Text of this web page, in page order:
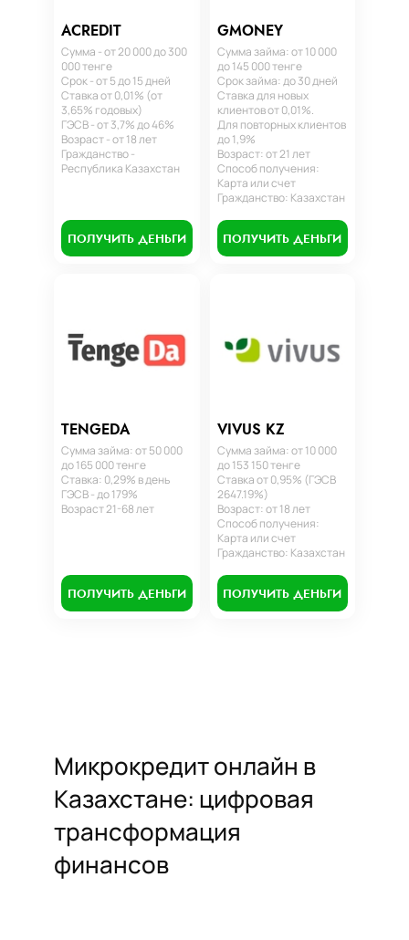
ACREDIT
Сумма - от 20 000 до 300
000 тенге
Срок - от 5 до 15 дней
Ставка от 0,01% (от
3,65% годовых)
ГЭСВ - от 3,7% до 46%
Возраст - от 18 лет
Гражданство -
Республика Казахстан
ПОЛУЧИТЬ ДЕНЬГИ
GMONEY
Сумма займа: от 10 000
до 145 000 тенге
Срок займа: до 30 дней
Ставка для новых
клиентов от 0,01%.
Для повторных клиентов
до 1,9%
Возраст: от 21 лет
Способ получения:
Карта или счет
Гражданство: Казахстан
ПОЛУЧИТЬ ДЕНЬГИ
TENGEDA
Сумма займа: от 50 000
до 165 000 тенге
Ставка: 0,29% в день
ГЭСВ - до 179%
Возраст 21-68 лет
ПОЛУЧИТЬ ДЕНЬГИ
VIVUS KZ
Сумма займа: от 10 000
до 153 150 тенге
Ставка от 0,95% (ГЭСВ
2647.19%)
Возраст: от 18 лет
Способ получения:
Карта или счет
Гражданство: Казахстан
ПОЛУЧИТЬ ДЕНЬГИ
Микрокредит онлайн в
Казахстане: цифровая
трансформация
финансов